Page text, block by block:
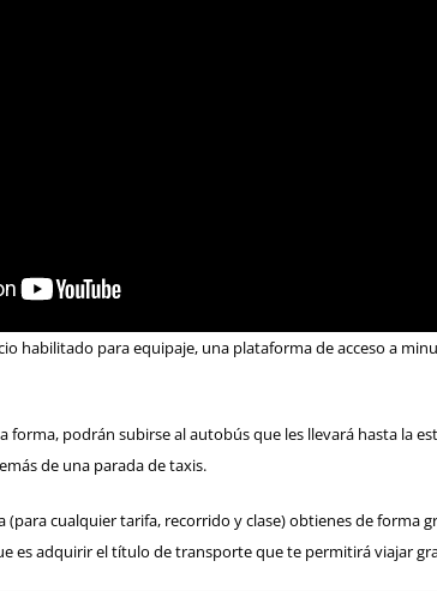
habilitado para equipaje, una plataforma de acceso a
podrán subirse al autobús que les llevará hasta la
de una parada de taxis.
(para cualquier tarifa, recorrido y clase)obtienes de forma
es adquirir el título de transporte que te permitirá viajar